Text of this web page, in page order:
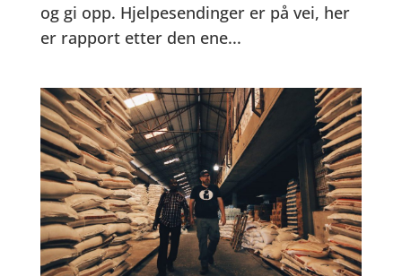
og gi opp. Hjelpesendinger er på vei, her
er rapport etter den ene...